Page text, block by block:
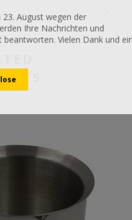
August wegen der
Ihre Nachrichten und
Vielen Dank und